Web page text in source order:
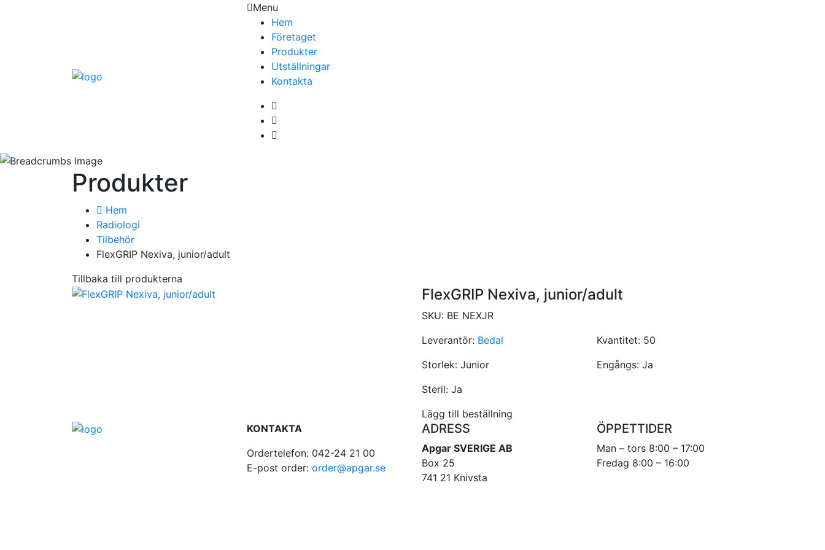
Menu
Hem
Företaget
Produkter
Utställningar
Kontakta
Produkter
Hem
Radiologi
Tilbehör
FlexGRIP Nexiva, junior/adult
Tillbaka till produkterna
FlexGRIP Nexiva, junior/adult
SKU: BE NEXJR
Leverantör: Bedal Kvantitet: 50
Storlek: Junior Engångs: Ja
Steril: Ja
Lägg till beställning
KONTAKTA
Ordertelefon: 042-24 21 00
E-post order: order@apgar.se
ADRESS
Apgar SVERIGE AB
Box 25
741 21 Knivsta
ÖPPETTIDER
Man – tors 8:00 – 17:00
Fredag 8:00 – 16:00